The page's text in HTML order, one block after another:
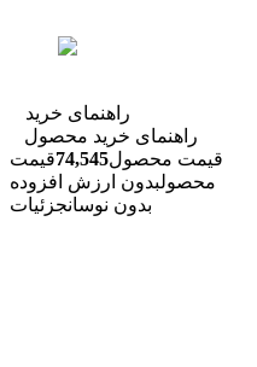
راهنمای خرید
راهنمای خرید محصول
قیمت محصول74,545قیمت
محصولبدون ارزش افزوده
بدون نوسانجزئیات